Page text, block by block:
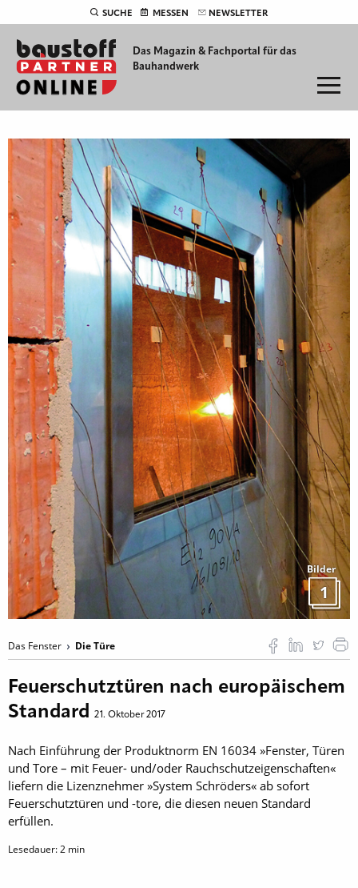
SUCHE MESSEN NEWSLETTER
Das Magazin & Fachportal für das
Bauhandwerk
Bilder
1
Das Fenster Die Türe
Feuerschutztüren nach europäischem
Standard
21. Oktober 2017
Nach Einführung der Produktnorm EN 16034 »Fenster, Türen
und Tore – mit Feuer- und/oder Rauchschutzeigenschaften«
liefern die Lizenznehmer »System Schröders« ab sofort
Feuerschutztüren und -tore, die diesen neuen Standard
erfüllen.
Lesedauer:2 min